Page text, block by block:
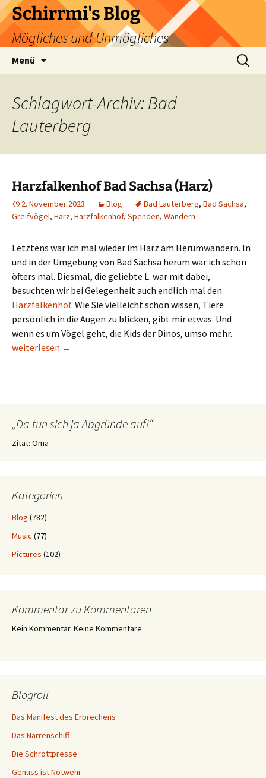
Zum
Inhalt
springen
Schirrmi's Blog
Mögliches und Unmögliches
Menü
Suchen
nach:
Schlagwort-Archiv: Bad
Lauterberg
Harzfalkenhof Bad Sachsa (Harz)
2. November 2023 Blog Bad Lauterberg, Bad Sachsa,
Greifvögel, Harz, Harzfalkenhof, Spenden, Wandern
Letztens war ich mal wieder im Harz am Herumwandern. In
und in der Umgebung von Bad Sachsa herum war ich schon
öfters mal. Diesmal, die geliebte L. war mit dabei,
besuchten wir bei Gelegenheit auch endlich mal den
Harzfalkenhof. Wie Sie vielleicht schon wissen, Tiere
persönlich in die Augen zu blicken, gibt mir etwas. Und
wenn es um Vögel geht, die Kids der Dinos, umso mehr.
Harzfalkenhof Bad Sachsa (Harz)
weiterlesen →
„Da tun sich ja Abgründe auf!“
Zitat: Oma
Kategorien
Blog (782)
Music (77)
Pictures (102)
Kommentar zu Kommentaren
Kein Kommentar. Keine Kommentare
Blogroll
Das Manifest des Erbrechens
Das Narrenschiff
Die Schrottpresse
Genuss ist Notwehr